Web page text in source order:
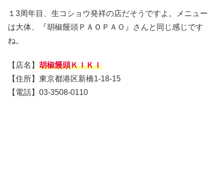
１3周年目、生コショウ発祥の店だそうですよ。メニュー
は大体、『胡椒饅頭ＰＡＯＰＡＯ』さんと同じ感じです
ね。
【店名】 胡椒饅頭ＫＩＫＩ
【住所】東京都港区新橋1-18-15
【電話】03-3508-0110